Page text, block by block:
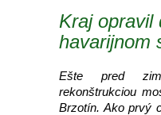
Kraj
havarijnom
Ešte pred
rekonštrukciou
Brzotín. Ako prvý